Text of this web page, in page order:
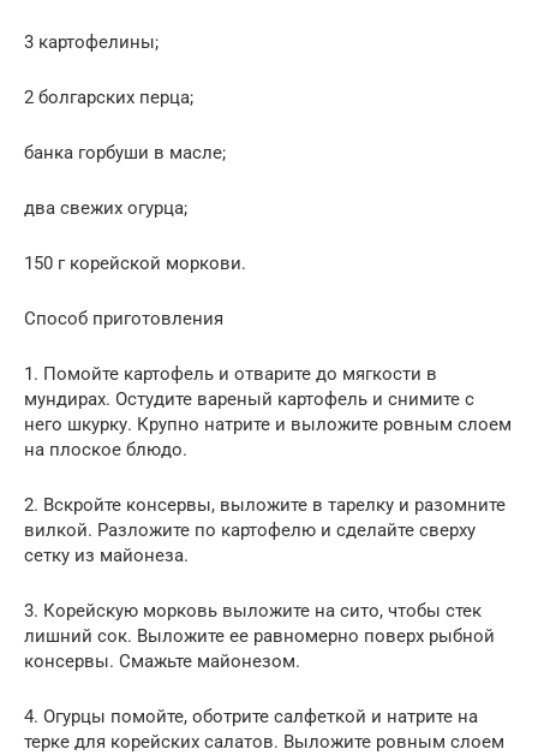
3 картофелины;
2 болгарских перца;
банка горбуши в масле;
два свежих огурца;
150 г корейской моркови.
Способ приготовления
1. Помойте картофель и отварите до мягкости в
мундирах. Остудите вареный картофель и снимите с
него шкурку. Крупно натрите и выложите ровным слоем
на плоское блюдо.
2. Вскройте консервы, выложите в тарелку и разомните
вилкой. Разложите по картофелю и сделайте сверху
сетку из майонеза.
3. Корейскую морковь выложите на сито, чтобы стек
лишний сок. Выложите ее равномерно поверх рыбной
консервы. Смажьте майонезом.
4. Огурцы помойте, оботрите салфеткой и натрите на
терке для корейских салатов. Выложите ровным слоем